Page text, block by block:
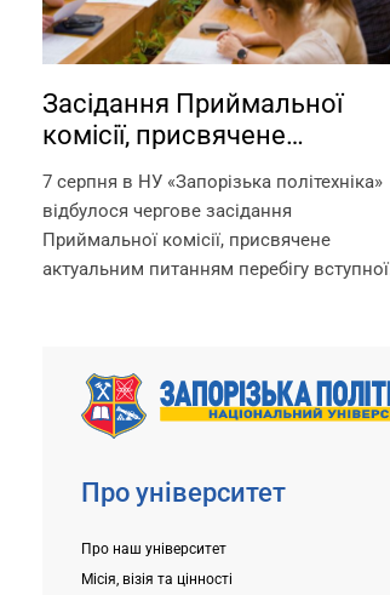
Засідання Приймальної
комісії, присвячене
перебігу вступної кампанії
2026 року
7 серпня в НУ «Запорізька політехніка»
відбулося чергове засідання
Приймальної комісії, присвячене
актуальним питанням перебігу вступної
комісії докладає максимум зусиль,
щоб...
Про університет
Про наш університет
Місія, візія та цінності